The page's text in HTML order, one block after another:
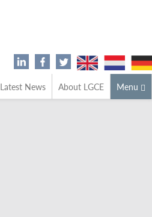
Latest News About LGCE Menu